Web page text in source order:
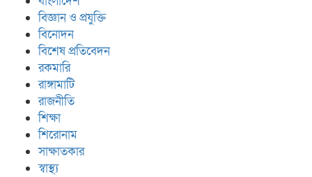
বিজ্ঞান ও প্রযুক্তি
বিনোদন
বিশেষ প্রতিবেদন
রকমারি
রাঙ্গামাটি
রাজনীতি
শিক্ষা
শিরোনাম
সাক্ষাতকার
স্বাস্থ্য